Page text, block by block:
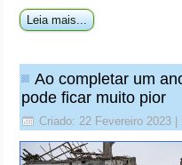
Leia mais...
Ao completar um
pode ficar muito pior
Criado: 22 Fevereiro 2023